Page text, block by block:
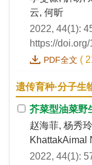
云, 何昕
2022, 44(1):
https://
PDF全文 (
遗传育种·分子生
芥菜型油菜野
赵海菲, 杨秀
KhattakAimal
2022, 44(1):